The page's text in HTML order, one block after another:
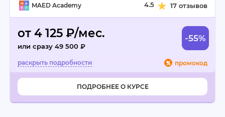
MAED Academy 4.5 17 отзывов
от 4 125 ₽/мес.
или сразу 49 500 ₽
-55%
промокод
ПОДРОБНЕЕ О КУРСЕ